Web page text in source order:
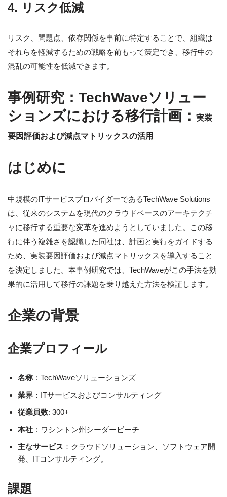
4. リスク低減
リスク、問題点、依存関係を事前に特定することで、組織は
それらを軽減するための戦略を前もって策定でき、移行中の
混乱の可能性を低減できます。
事例研究：TechWaveソリュー
ションズにおける移行計画：
実装
要因評価および減点マトリックスの活用
はじめに
中規模のITサービスプロバイダーであるTechWave Solutions
は、従来のシステムを現代のクラウドベースのアーキテクチ
ャに移行する重要な変革を進めようとしていました。この移
行に伴う複雑さを認識した同社は、計画と実行をガイドする
ため、実装要因評価および減点マトリックスを導入すること
を決定しました。本事例研究では、TechWaveがこの手法を効
果的に活用して移行の課題を乗り越えた方法を検証します。
企業の背景
企業プロフィール
名称：TechWaveソリューションズ
業界 ：ITサービスおよびコンサルティング
従業員数: 300+
本社 ：ワシントン州シーダービーチ
主なサービス ：クラウドソリューション、ソフトウェア開
発、ITコンサルティング。
課題